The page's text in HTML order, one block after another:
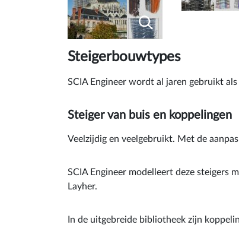
Steigerbouwtypes
SCIA Engineer wordt al jaren gebruikt
Steiger van buis en koppelingen
Veelzijdig en veelgebruikt. Met de
SCIA Engineer modelleert deze steigers
Layher.
In de uitgebreide bibliotheek zijn